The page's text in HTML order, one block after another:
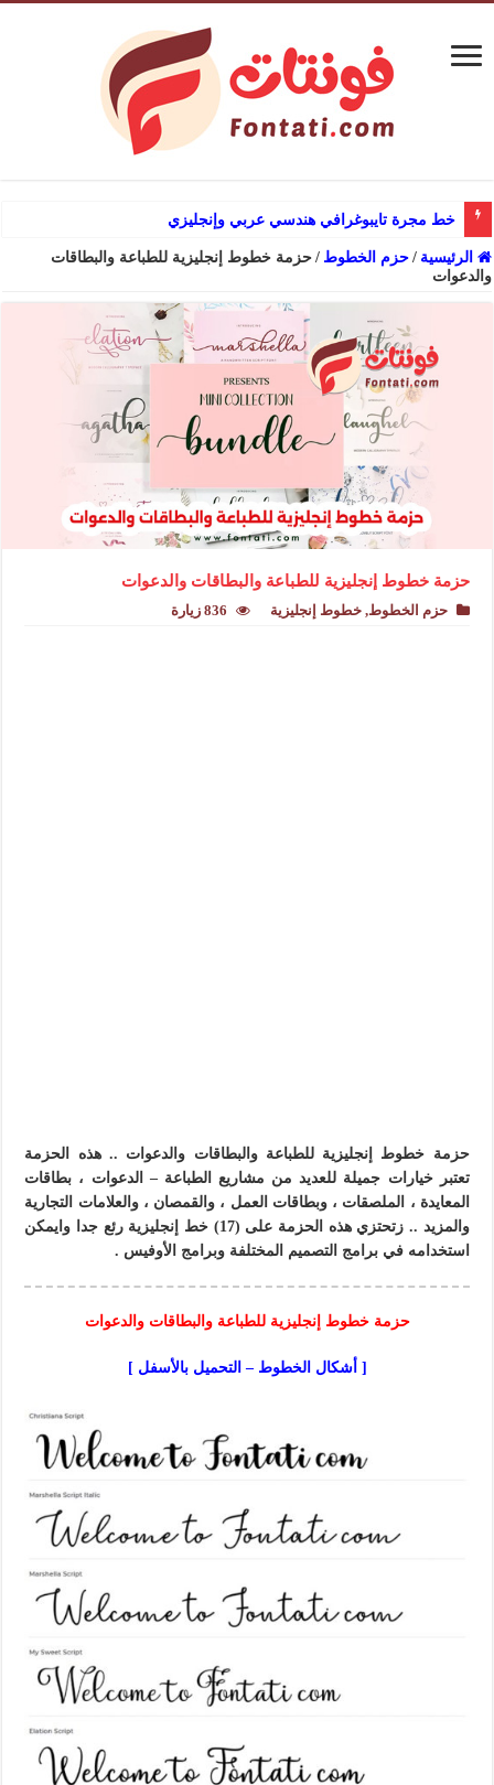
خط مجرة تايبوغرافي هندسي عربي وإنجليزي
الرئيسية / حزم الخطوط / حزمة خطوط إنجليزية للطباعة والبطاقات
والدعوات
حزمة خطوط إنجليزية للطباعة والبطاقات والدعوات
حزم الخطوط,خطوط إنجليزية 836 زيارة
حزمة خطوط إنجليزية للطباعة والبطاقات والدعوات .. هذه الحزمة
تعتبر خيارات جميلة للعديد من مشاريع الطباعة – الدعوات ، بطاقات
المعايدة ، الملصقات ، وبطاقات العمل ، والقمصان ، والعلامات التجارية
والمزيد .. زتحتزي هذه الحزمة على (17) خط إنجليزية رئع جدا وايمكن
استخدامه في برامج التصميم المختلفة وبرامج الأوفيس .
حزمة خطوط إنجليزية للطباعة والبطاقات والدعوات
[ أشكال الخطوط – التحميل بالأسفل ]